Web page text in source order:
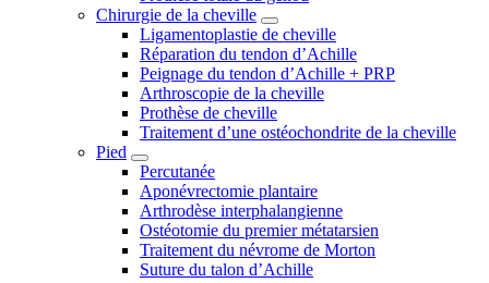
Chirurgie de la cheville
Ligamentoplastie de cheville
Réparation du tendon d’Achille
Peignage du tendon d’Achille + PRP
Arthroscopie de la cheville
Prothèse de cheville
Traitement d’une ostéochondrite de la cheville
Pied
Percutanée
Aponévrectomie plantaire
Arthrodèse interphalangienne
Ostéotomie du premier métatarsien
Traitement du névrome de Morton
Suture du talon d’Achille